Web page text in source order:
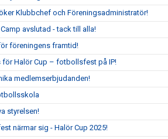
Klubbchef och Föreningsadministratör!
avslutad - tack till alla!
föreningens framtid!
för Halör Cup – fotbollsfest på IP!
medlemserbjudanden!
styrelsen!
närmar sig - Halör Cup 2025!